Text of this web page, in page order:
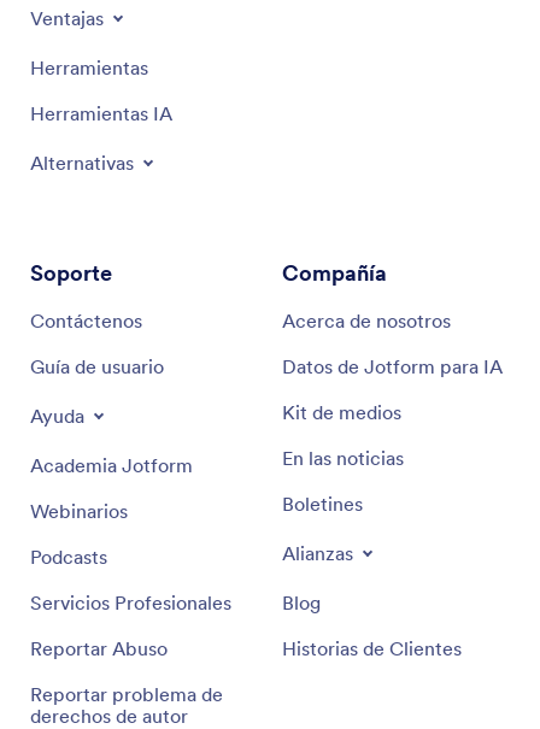
Ventajas
Herramientas
Herramientas IA
Alternativas
Soporte
Contáctenos
Guía de usuario
Ayuda
Academia Jotform
Webinarios
Podcasts
Servicios Profesionales
Reportar Abuso
Reportar problema de
derechos de autor
Compañía
Acerca de nosotros
Datos de Jotform para IA
Kit de medios
En las noticias
Boletines
Alianzas
Blog
Historias de Clientes